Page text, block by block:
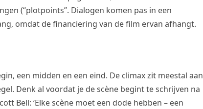
(“plotpoints”. Dialogen komen pas in een
omdat de financiering van de film ervan afhangt.
een midden en een eind. De climax zit meestal aan
Denk al voordat je de scène begint te schrijven na
Bell: ‘Elke scène moet een dode hebben – een